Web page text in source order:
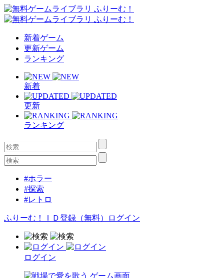
新着ゲーム
更新ゲーム
ランキング
新着
更新
ランキング
#ホラー
#探索
#レトロ
ふりーむ！ＩＤ登録（無料） ログイン
ログイン